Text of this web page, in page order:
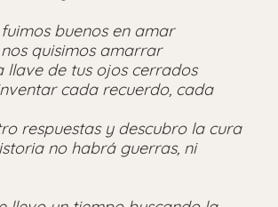
buenos en amar
quisimos amarrar
llave de tus ojos cerrados
cada recuerdo, cada
respuestas y descubro la cura
no habrá guerras, ni